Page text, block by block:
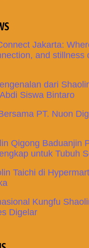
Jakarta:
and stillness
dari
Siswa Bintaro
PT. Nuon
Qigong Baduanjin
untuk Tubuh
Taichi di
Kungfu
Digelar